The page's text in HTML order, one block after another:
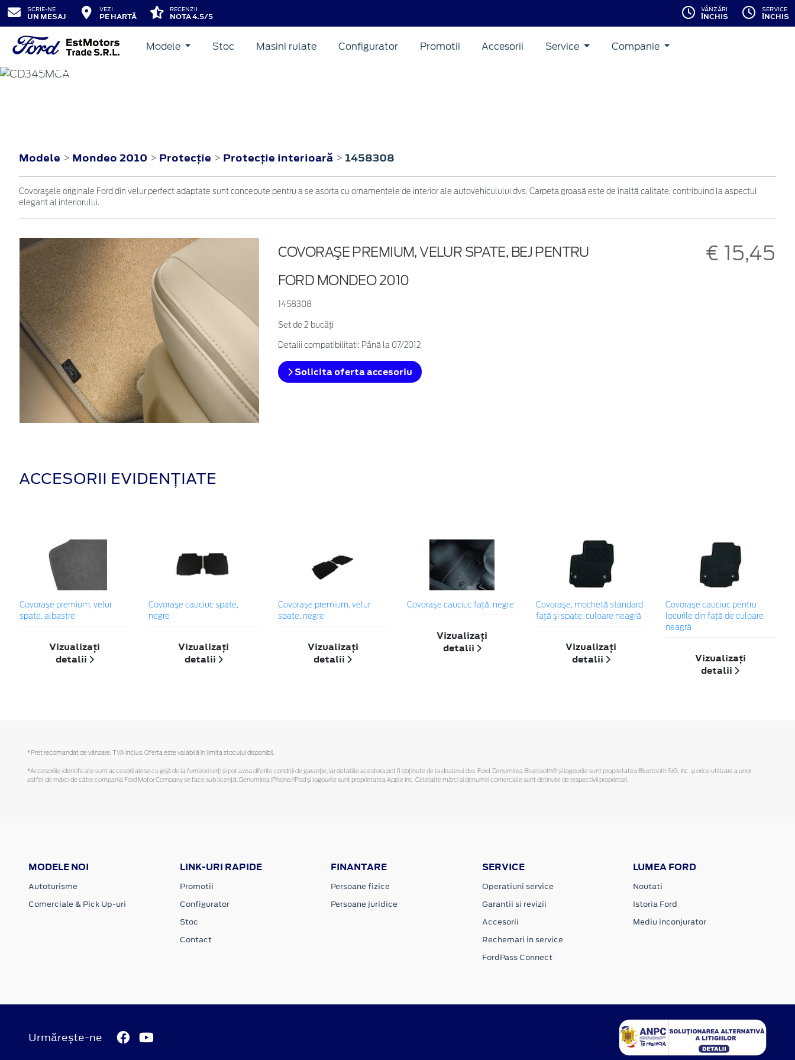
SCRIE-NE
UN MESAJ
VEZI
PE HARTĂ
RECENZII
NOTA 4.5/5
VÂNZĂRI
ÎNCHIS
SERVICE
ÎNCHIS
Modele Stoc Masini rulate Configurator Promotii Accesorii Service Companie
MONDEO
Modele > Mondeo 2010 > Protecţie > Protecţie interioară > 1458308
Covoraşele originale Ford din velur perfect adaptate sunt concepute pentru a se asorta cu ornamentele de interior ale autovehiculului dvs. Carpeta groasă este de înaltă calitate, contribuind la aspectul
elegant al interiorului.
COVORAŞE PREMIUM, VELUR SPATE, BEJ PENTRU
FORD MONDEO 2010
1458308
€ 15,45
Set de 2 bucăţi
Detalii compatibilitati: Până la 07/2012
Solicita oferta accesoriu
ACCESORII EVIDENȚIATE
Covoraşe premium, velur
spate, albastre
Vizualizați
detalii
Covoraşe cauciuc spate,
negre
Vizualizați
detalii
Covoraşe premium, velur
spate, negre
Vizualizați
detalii
Covoraşe cauciuc faţă, negre
Vizualizați
detalii
Covoraşe, mochetă standard
faţă şi spate, culoare neagră
Vizualizați
detalii
Covoraşe cauciuc pentru
locurile din față de culoare
neagră
Vizualizați
detalii
*Preţ recomandat de vânzare, TVA inclus. Oferta este valabilă în limita stocului disponibil.
*Accesoriile identificate sunt accesorii alese cu grijă de la furnizori terți și pot avea diferite condiții de garanție, iar detaliile acestora pot fi obținute de la dealerul dvs. Ford. Denumirea Bluetooth® și logourile sunt proprietatea Bluetooth SIG, Inc. și orice utilizare a unor
astfel de mărci de către compania Ford Motor Company se face sub licență. Denumirea iPhone/iPod și logourile sunt proprietatea Apple Inc. Celelalte mărci și denumiri comerciale sunt deținute de respectivii proprietari.
MODELE NOI
Autoturisme
Comerciale & Pick Up-uri
LINK-URI RAPIDE
Promotii
Configurator
Stoc
Contact
FINANTARE
Persoane fizice
Persoane juridice
SERVICE
Operatiuni service
Garantii si revizii
Accesorii
Rechemari in service
FordPass Connect
LUMEA FORD
Noutati
Istoria Ford
Mediu inconjurator
Urmărește-ne